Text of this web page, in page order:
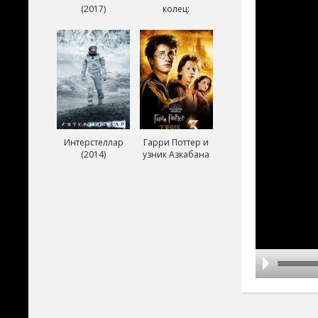
(2017)
колец:
короля (2003)
Интерстеллар
(2014)
Гарри Поттер и
узник Азкабана